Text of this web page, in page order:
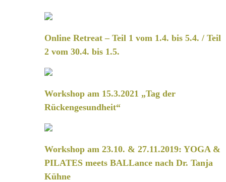
Online Retreat – Teil 1 vom 1.4. bis 5.4. / Teil
2 vom 30.4. bis 1.5.
Workshop am 15.3.2021 „Tag der
Rückengesundheit“
Workshop am 23.10. & 27.11.2019: YOGA &
PILATES meets BALLance nach Dr. Tanja
Kühne